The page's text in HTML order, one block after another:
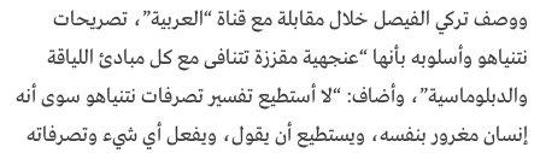
ووصف تركي الفيصل خلال مقابلة مع قناة “العربية”، تصريحات
نتنياهو وأسلوبه بأنها “عنجهية مقززة تتنافى مع كل مبادئ اللياقة
والدبلوماسية”، وأضاف: “لا أستطيع تفسير تصرفات نتنياهو سوى أنه
إنسان مغرور بنفسه، ويستطيع أن يقول، ويفعل أي شيء وتصرفاته